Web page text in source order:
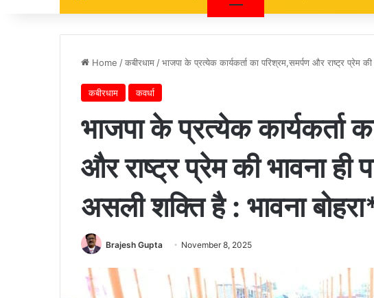
Home /कबीरधाम /भाजपा के प्रत्येक कार्यकर्ता का परिश्रम,समर्पण और राष्ट्र प्रेम
कबीरधाम कवर्धा
भाजपा के प्रत्येक कार्यकर्ता
और राष्ट्र प्रेम की भावना ही
असली शक्ति है : भावना
Brajesh Gupta November 8, 2025